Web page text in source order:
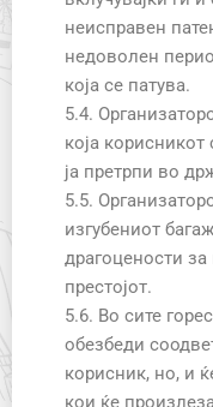
неисправен
недоволен
која се патува.
5.4.
која
ја претрпи во
5.5.
изгубениот
драгоцености
престојот.
5.6. Во сите
обезбеди
корисник, но, и
кои ќе